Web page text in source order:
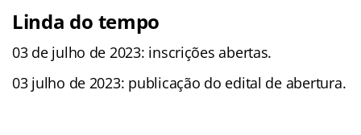
Linda do tempo
03 de julho de 2023: inscrições abertas.
03 julho de 2023: publicação do edital de abertura.